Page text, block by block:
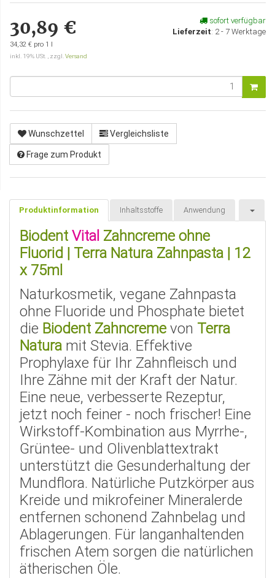
30,89 €
34,32 € pro 1 l
inkl. 19% USt. , zzgl.Versand
sofort verfügbar
Lieferzeit: 2 - 7 Werktage
Wunschzettel Vergleichsliste
Frage zum Produkt
Produktinformation Inhaltsstoffe Anwendung
Biodent Vital Zahncreme ohne
Fluorid
| Terra Natura Zahnpasta | 12
x 75ml
Naturkosmetik, vegane Zahnpasta
ohne Fluoride und Phosphate bietet
die Biodent Zahncreme von Terra
Natura mit Stevia. Effektive
Prophylaxe für Ihr Zahnfleisch und
Ihre Zähne mit der Kraft der Natur.
Eine neue, verbesserte Rezeptur,
jetzt noch feiner - noch frischer! Eine
Wirkstoff-Kombination aus Myrrhe-,
Grüntee- und Olivenblattextrakt
unterstützt die Gesunderhaltung der
Mundflora. Natürliche Putzkörper aus
Kreide und mikrofeiner Mineralerde
entfernen schonend Zahnbelag und
Ablagerungen. Für langanhaltenden
frischen Atem sorgen die natürlichen
ätherischen Öle.